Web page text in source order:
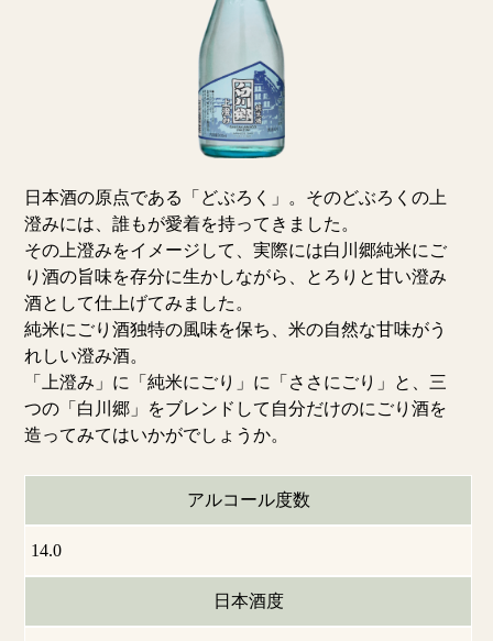
日本酒の原点である「どぶろく」。そのどぶろくの上
澄みには、誰もが愛着を持ってきました。
その上澄みをイメージして、実際には白川郷純米にご
り酒の旨味を存分に生かしながら、とろりと甘い澄み
酒として仕上げてみました。
純米にごり酒独特の風味を保ち、米の自然な甘味がう
れしい澄み酒。
「上澄み」に「純米にごり」に「ささにごり」と、三
つの「白川郷」をブレンドして自分だけのにごり酒を
造ってみてはいかがでしょうか。
アルコール度数
14.0
日本酒度